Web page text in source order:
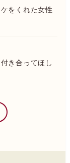
をくれた女性
き合ってほし